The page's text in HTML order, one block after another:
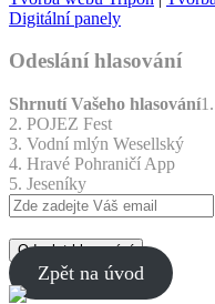
Digitální panely
Odeslání hlasování
Shrnutí Vašeho hlasování
2. POJEZ Fest
3. Vodní mlýn Wesellský
4. Hravé Pohraničí App
5. Jeseníky
Odeslat hlasování
Zpět na úvod